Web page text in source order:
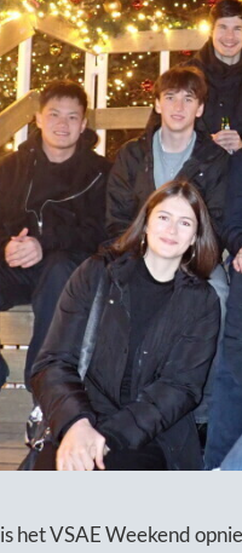
het VSAE Weekend